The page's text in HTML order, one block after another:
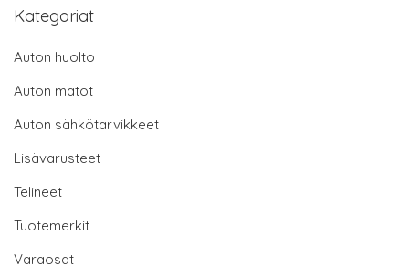
Kategoriat
Auton huolto
Auton matot
Auton sähkötarvikkeet
Lisävarusteet
Telineet
Tuotemerkit
Varaosat